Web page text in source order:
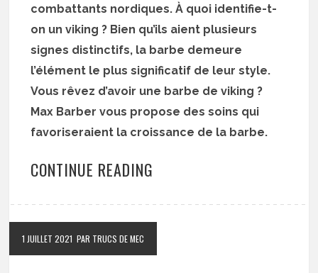
combattants nordiques. À quoi identifie-t-
on un viking ? Bien qu’ils aient plusieurs
signes distinctifs, la barbe demeure
l’élément le plus significatif de leur style.
Vous rêvez d’avoir une barbe de viking ?
Max Barber vous propose des soins qui
favoriseraient la croissance de la barbe.
CONTINUE READING
1 JUILLET 2021 PAR TRUCS DE MEC